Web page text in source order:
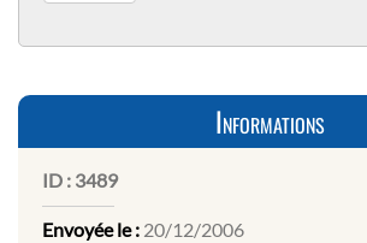
Informations
ID : 3489
Envoyée le : 20/12/2006